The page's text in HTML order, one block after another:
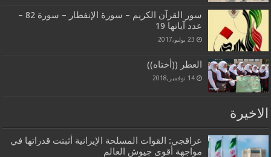
سور القرآن الكريم – سورة الإنفطار – سورة 82 –
عدد آياتها 19
23 يوليو,2017
العطر ((أختاه))
14 نوفمبر,2018
الاخيرة
عراقجي: القوات المسلحة الإيرانية أثبتت قدراتها في
مواجهة أقوى جيوش العالم